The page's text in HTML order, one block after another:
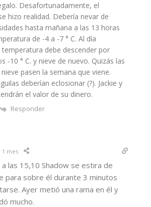
Desafortunadamente, el
hizo realidad. Debería nevar de
hasta mañana a las 13 horas
de -4 a -7 ° C. Al día
temperatura debe descender por
-10 ° C. y nieve de nuevo. Quizás las
pasen la semana que viene.
deberían eclosionar (?). Jackie y
el valor de su dinero.
Responder
1 mes
a las 15,10 Shadow se estira de
para sobre él durante 3 minutos
Ayer metió una rama en él y
mucho.